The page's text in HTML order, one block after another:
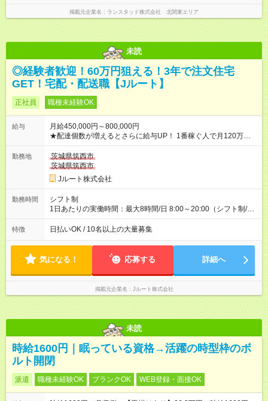
掲載元企業名 ランスタッド株式会社 北関東エリア
未読
◎経験者歓迎！60万円狙える！3年で注文住宅
GET！宅配・配送職【Jルート】
正社員 職種未経験OK
給与
月給450,000円～800,000円
★配達個数が増えるとさらに給与UP！ 1番稼ぐ人で月120万ほ
ど！ ・主要都市エリア 月収55万円／週5日稼働 月収65万~112
万円／週6日稼働 ・地方郊外エリア 月収40万円／週5日稼働 月
収40万円~50万円／週6日稼働 ＜モデルイメージ＞ ■月収50万
円 (27歳男性/江東区在住)※元建築関係 1日150個配達×25日勤務
(日休み) ■月収80万円(43歳男性/墨田区在住)※元営業 1日200個
勤務地
茨城県筑西市
茨城県筑西市
Jルート株式会社
勤務時間
シフト制
1日あたりの実働時間：最大8時間/日 8:00～20:00（シフト制/実
働8時間） ※週5日勤務（場所次第では週4も有り） ※配達状況に
よって時間外での勤務可能性有り ※案件により多少の前後あり
特徴 日払いOK / 10名以上の大量募集
気になる！ 応募する 詳細へ
掲載元企業名 Jルート株式会社
未読
時給1600円｜眠っている資格→活躍の時型枠のボ
ルト開閉
派遣 職種未経験OK ブランクOK WEB登録・面接OK